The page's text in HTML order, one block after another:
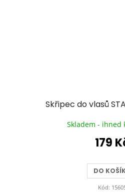
Skřipec do vlasů
Skladem - ihned
179
DO
Kód: